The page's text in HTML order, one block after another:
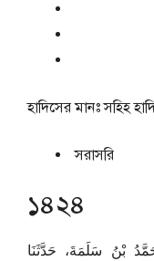
হাদিসের মানঃসহিহ
সরাসরি
১৪২৪
بْنُ سَلَمَةَ، حَدَّثَنَا